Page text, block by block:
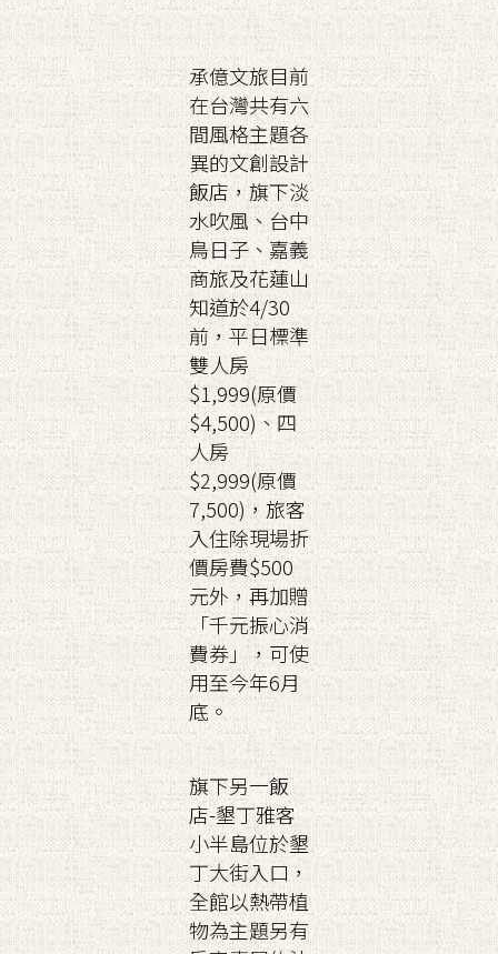
承億文旅目前
在台灣共有六
間風格主題各
異的文創設計
飯店，旗下淡
水吹風、台中
鳥日子、嘉義
商旅及花蓮山
知道於4/30
前，平日標準
雙人房
$1,999(原價
$4,500)、四
人房
$2,999(原價
7,500)，旅客
入住除現場折
價房費$500
元外，再加贈
「千元振心消
費券」，可使
用至今年6月
底。
旗下另一飯
店-墾丁雅客
小半島位於墾
丁大街入口，
全館以熱帶植
物為主題另有